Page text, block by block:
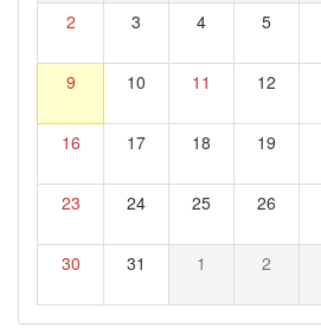
2 3 4 5
9 10 11 12
16 17 18 19
23 24 25 26
30 31 1 2